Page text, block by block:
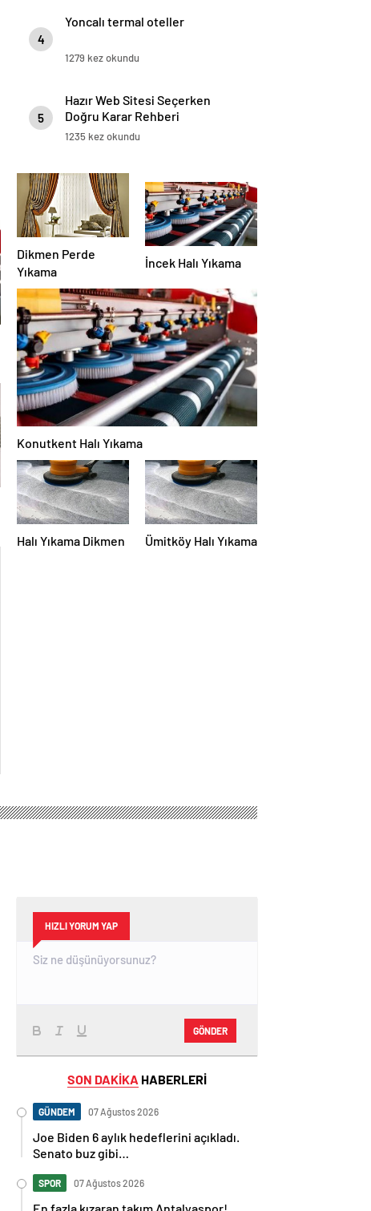
4
Yoncalı termal oteller
1279 kez okundu
5
Hazır Web Sitesi Seçerken
Doğru Karar Rehberi
1235 kez okundu
Dikmen Perde
Yıkama
İncek Halı Yıkama
Konutkent Halı Yıkama
Halı Yıkama Dikmen Ümitköy Halı Yıkama
HIZLI YORUM YAP
GÖNDER
SON DAKİKA HABERLERİ
GÜNDEM 07 Ağustos 2026
Joe Biden 6 aylık hedeflerini açıkladı.
Senato buz gibi…
SPOR 07 Ağustos 2026